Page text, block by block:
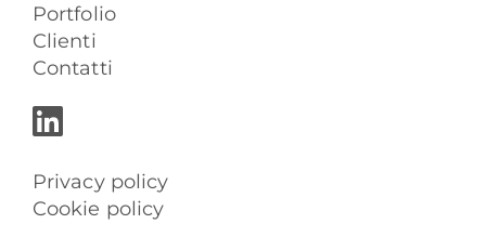
Portfolio
Clienti
Contatti
Privacy policy
Cookie policy